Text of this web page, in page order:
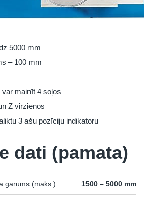
5000 mm
– 100 mm
mainīt 4 soļos
Z virzienos
3 ašu pozīciju indikatoru
dati (pamata)
garums (maks.) 1500 – 5000 mm